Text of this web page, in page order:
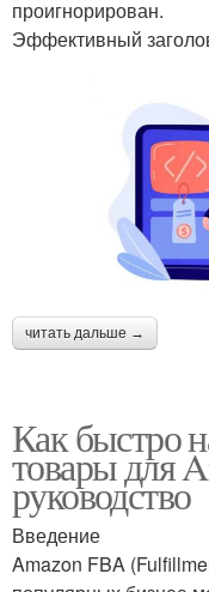
проигнорирован.
Эффективный
читать дальше →
Как быстро
товары для
руководство
Введение
Amazon FBA